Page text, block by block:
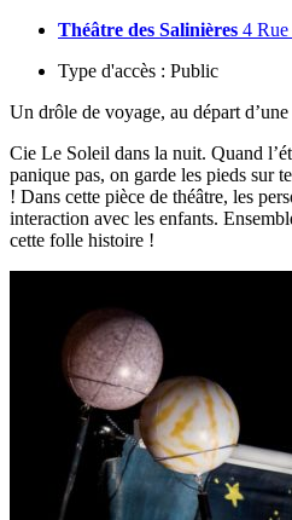
Théâtre des Salinières 4
Type d'accès : Public
Un drôle de voyage, au départ
Cie Le Soleil dans la nuit. Quand
panique pas, on garde les pieds sur
! Dans cette pièce de théâtre, les
interaction avec les enfants.
cette folle histoire !